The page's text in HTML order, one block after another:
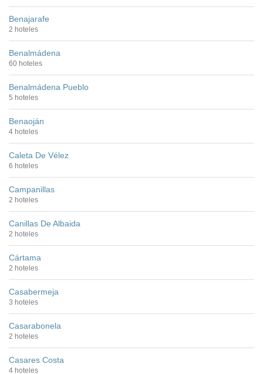
Benajarafe
2 hoteles
Benalmádena
60 hoteles
Benalmádena Pueblo
5 hoteles
Benaoján
4 hoteles
Caleta De Vélez
6 hoteles
Campanillas
2 hoteles
Canillas De Albaida
2 hoteles
Cártama
2 hoteles
Casabermeja
3 hoteles
Casarabonela
2 hoteles
Casares Costa
4 hoteles